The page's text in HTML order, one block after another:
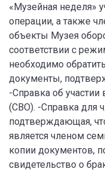
«Музейная неделя»
операции, а также
объекты Музея
соответствии с
необходимо
документы,
-Справка об
(СВО). -Справка для
подтверждающая,
является членом
копии документов,
свидетельство о